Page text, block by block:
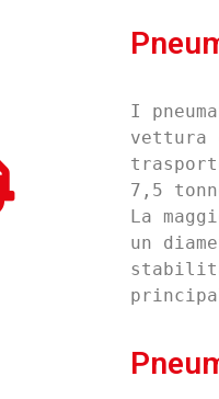
I
vettura
7,5
La
un